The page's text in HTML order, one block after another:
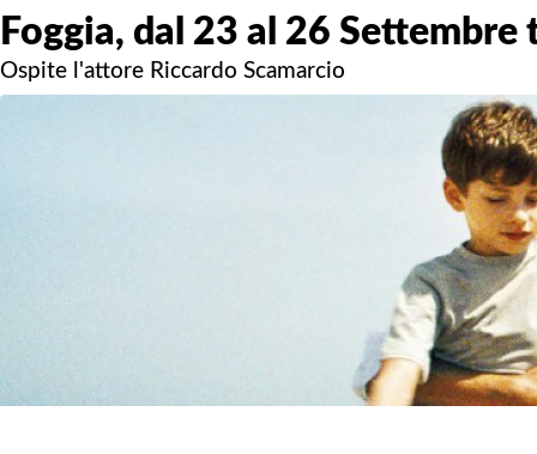
Foggia, dal 23 al 26
Ospite l'attore Riccardo Scamarcio